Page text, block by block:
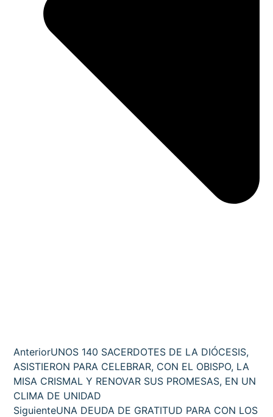
AnteriorUNOS 140 SACERDOTES DE LA DIÓCESIS,
ASISTIERON PARA CELEBRAR, CON EL OBISPO, LA
MISA CRISMAL Y RENOVAR SUS PROMESAS, EN UN
CLIMA DE UNIDAD
SiguienteUNA DEUDA DE GRATITUD PARA CON LOS